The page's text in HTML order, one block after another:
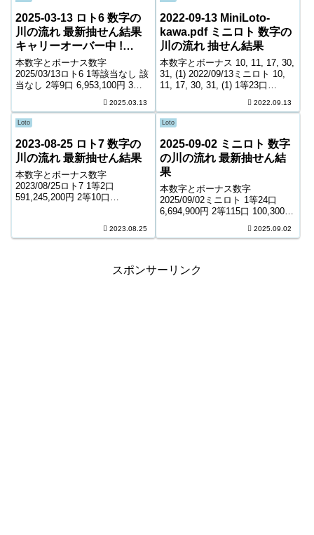
バー ...
2025-03-13 ロト6 数字の
川の流れ 最新抽せん結果
キャリーオーバー中 !
208,586,608円
本数字とボーナス数字
2025/03/13ロト6 1等該当なし 該
当なし 2等9口 6,953,100円 3等
6,900円 5等160,545口 1,000円
キャリーオーバー 208,586...
2025.03.13
2022-09-13 MiniLoto-
kawa.pdf ミニロト 数字の
川の流れ 抽せん結果
本数字とボーナス 10, 11, 17, 30,
31, (1) 2022/09/13ミニロト 10,
11, 17, 30, 31, (1) 1等23口
3等2,189口 9,400円 ... 2022.09.13
Loto
2023-08-25 ロト7 数字の
川の流れ 最新抽せん結果
本数字とボーナス数字
2023/08/25ロト7 1等2口
591,245,200円 2等10口
口 1,500円 6等184,920...2023.08.25
Loto
2025-09-02 ミニロト 数字
の川の流れ 最新抽せん結
果
本数字とボーナス数字
2025/09/02ミニロト 1等24口
6,694,900円 2等115口 100,300円
800円 ＊抽せんの結果は最終的
2025.09.02
スポンサーリンク